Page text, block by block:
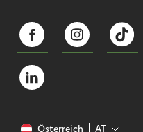
Österreich AT